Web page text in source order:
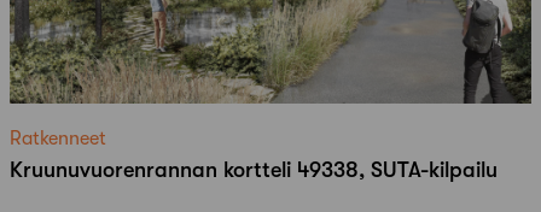
Ratkenneet
Kruunuvuorenrannan kortteli 49338, SUTA-kilpailu